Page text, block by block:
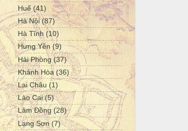
Huế (41)
Hà Nội (87)
Hà Tĩnh (10)
Hưng Yên (9)
Hải Phòng (37)
Khánh Hòa (36)
Lai Châu (1)
Lào Cai (5)
Lâm Đồng (28)
Lạng Sơn (7)